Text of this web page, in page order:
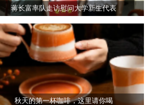
蒋长富率队走访慰问大学新生代表
秋天的第一杯咖啡，这里请你喝